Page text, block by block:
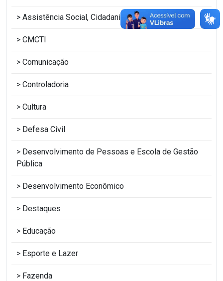
Assistência Social, Cidadania e Juventude
CMCTI
Comunicação
Controladoria
Cultura
Defesa Civil
Desenvolvimento de Pessoas e Escola de Gestão
Pública
Desenvolvimento Econômico
Destaques
Educação
Esporte e Lazer
Fazenda